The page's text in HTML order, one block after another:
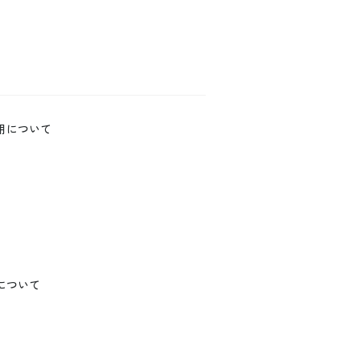
について
ついて